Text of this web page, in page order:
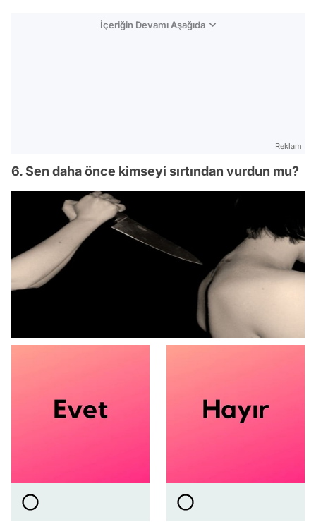
İçeriğin Devamı Aşağıda
Reklam
6. Sen daha önce kimseyi sırtından vurdun mu?